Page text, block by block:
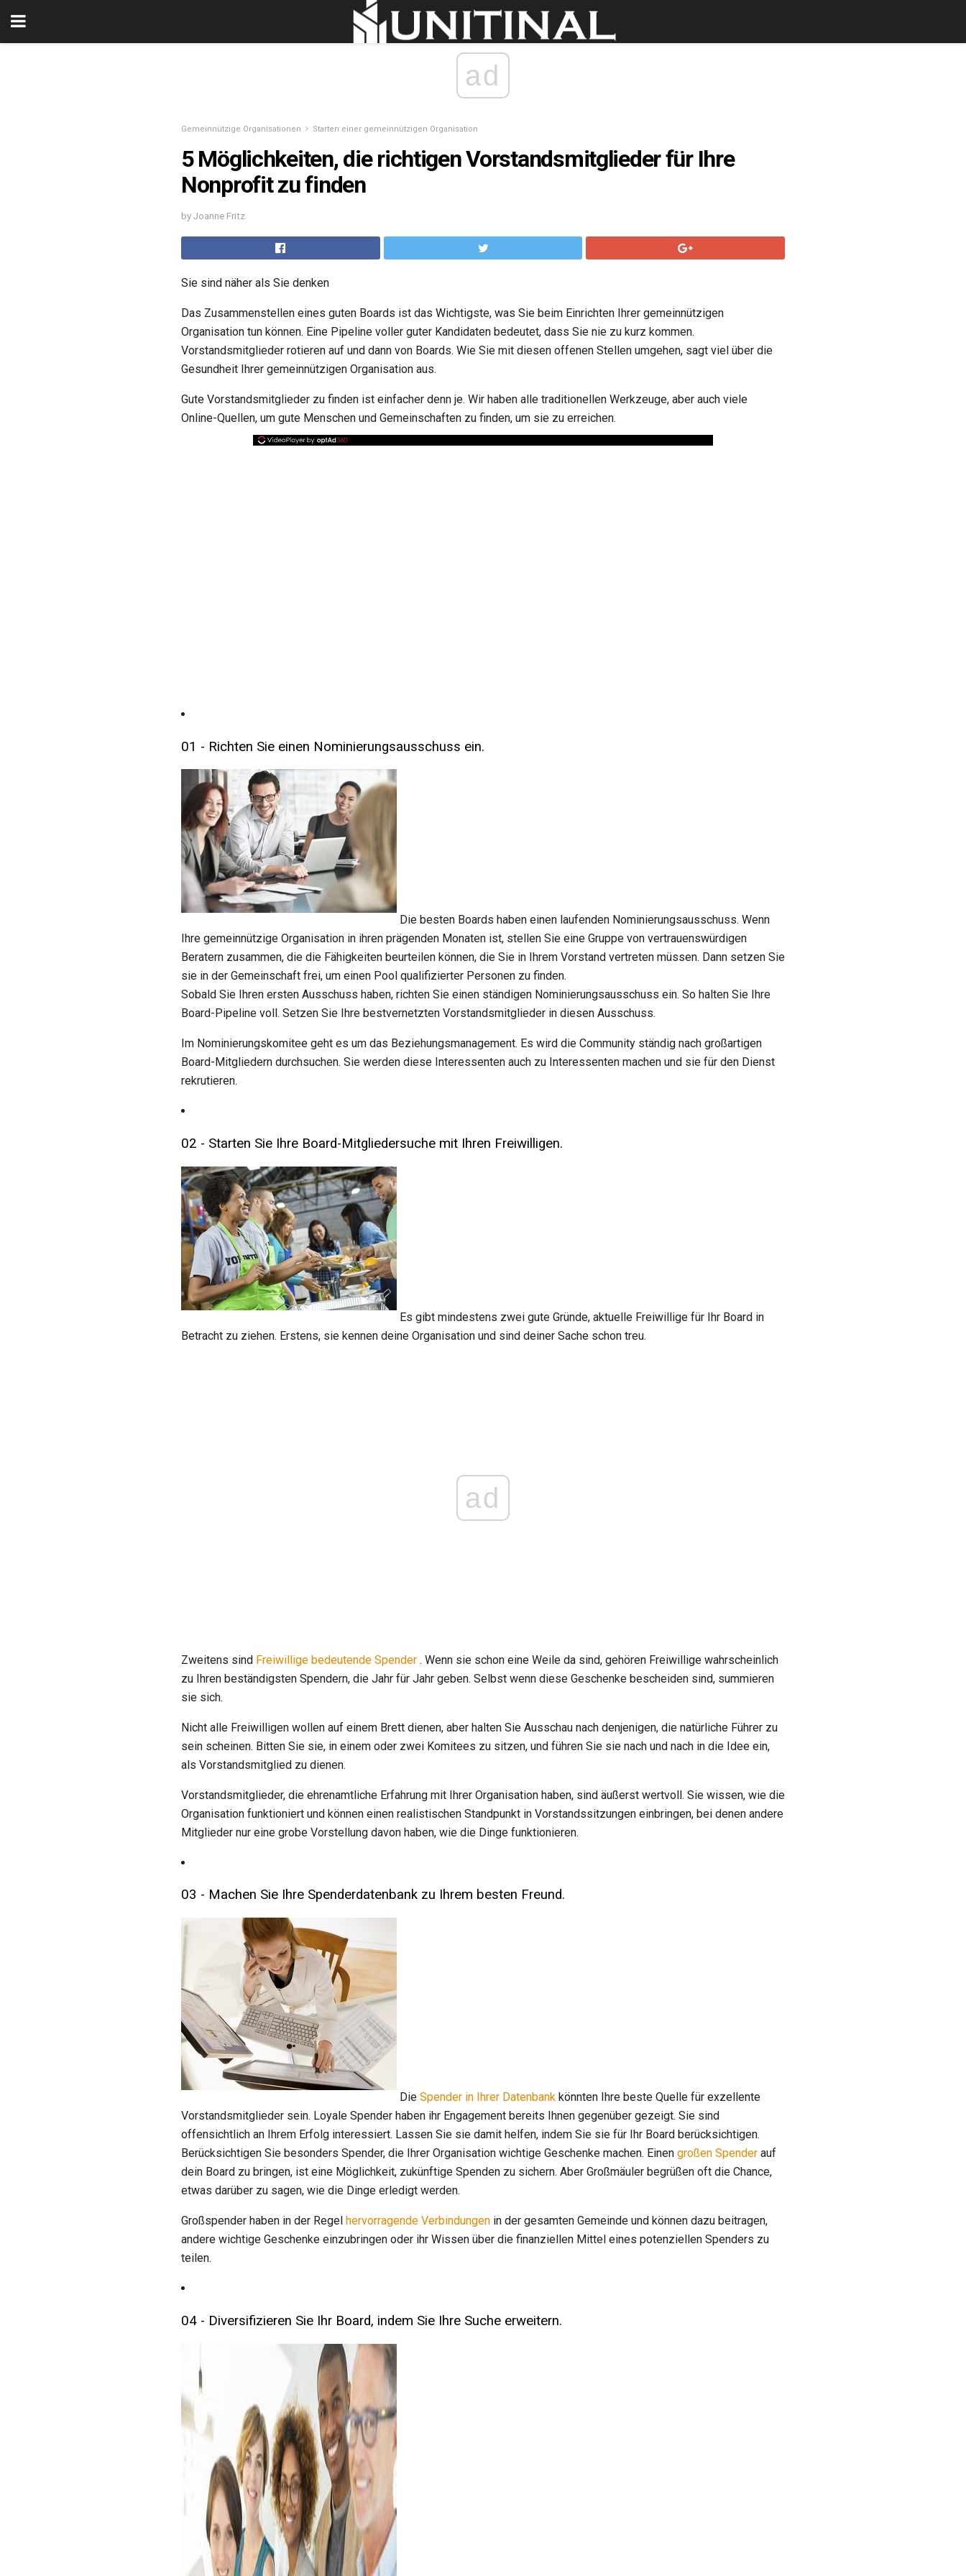
ad
Gemeinnützige Organisationen Starten einer gemeinnützigen Organisation
5 Möglichkeiten, die richtigen Vorstandsmitglieder für Ihre
Nonprofit zu finden
by Joanne Fritz
Sie sind näher als Sie denken
Das Zusammenstellen eines guten Boards ist das Wichtigste, was Sie beim Einrichten Ihrer gemeinnützigen
Organisation tun können. Eine Pipeline voller guter Kandidaten bedeutet, dass Sie nie zu kurz kommen.
Vorstandsmitglieder rotieren auf und dann von Boards. Wie Sie mit diesen offenen Stellen umgehen, sagt viel über die
Gesundheit Ihrer gemeinnützigen Organisation aus.
Gute Vorstandsmitglieder zu finden ist einfacher denn je. Wir haben alle traditionellen Werkzeuge, aber auch viele
Online-Quellen, um gute Menschen und Gemeinschaften zu finden, um sie zu erreichen.
01 - Richten Sie einen Nominierungsausschuss ein.
Die besten Boards haben einen laufenden Nominierungsausschuss. Wenn
Ihre gemeinnützige Organisation in ihren prägenden Monaten ist, stellen Sie eine Gruppe von vertrauenswürdigen
Beratern zusammen, die die Fähigkeiten beurteilen können, die Sie in Ihrem Vorstand vertreten müssen. Dann setzen Sie
sie in der Gemeinschaft frei, um einen Pool qualifizierter Personen zu finden.
Sobald Sie Ihren ersten Ausschuss haben, richten Sie einen ständigen Nominierungsausschuss ein. So halten Sie Ihre
Board-Pipeline voll. Setzen Sie Ihre bestvernetzten Vorstandsmitglieder in diesen Ausschuss.
Im Nominierungskomitee geht es um das Beziehungsmanagement. Es wird die Community ständig nach großartigen
Board-Mitgliedern durchsuchen. Sie werden diese Interessenten auch zu Interessenten machen und sie für den Dienst
rekrutieren.
02 - Starten Sie Ihre Board-Mitgliedersuche mit Ihren Freiwilligen.
Es gibt mindestens zwei gute Gründe, aktuelle Freiwillige für Ihr Board in
Betracht zu ziehen. Erstens, sie kennen deine Organisation und sind deiner Sache schon treu.
ad
Zweitens sind Freiwillige bedeutende Spender . Wenn sie schon eine Weile da sind, gehören Freiwillige wahrscheinlich
zu Ihren beständigsten Spendern, die Jahr für Jahr geben. Selbst wenn diese Geschenke bescheiden sind, summieren
sie sich.
Nicht alle Freiwilligen wollen auf einem Brett dienen, aber halten Sie Ausschau nach denjenigen, die natürliche Führer zu
sein scheinen. Bitten Sie sie, in einem oder zwei Komitees zu sitzen, und führen Sie sie nach und nach in die Idee ein,
als Vorstandsmitglied zu dienen.
Vorstandsmitglieder, die ehrenamtliche Erfahrung mit Ihrer Organisation haben, sind äußerst wertvoll. Sie wissen, wie die
Organisation funktioniert und können einen realistischen Standpunkt in Vorstandssitzungen einbringen, bei denen andere
Mitglieder nur eine grobe Vorstellung davon haben, wie die Dinge funktionieren.
03 - Machen Sie Ihre Spenderdatenbank zu Ihrem besten Freund.
Die Spender in Ihrer Datenbank könnten Ihre beste Quelle für exzellente
Vorstandsmitglieder sein. Loyale Spender haben ihr Engagement bereits Ihnen gegenüber gezeigt. Sie sind
offensichtlich an Ihrem Erfolg interessiert. Lassen Sie sie damit helfen, indem Sie sie für Ihr Board berücksichtigen.
Berücksichtigen Sie besonders Spender, die Ihrer Organisation wichtige Geschenke machen. Einen großen Spender auf
dein Board zu bringen, ist eine Möglichkeit, zukünftige Spenden zu sichern. Aber Großmäuler begrüßen oft die Chance,
etwas darüber zu sagen, wie die Dinge erledigt werden.
Großspender haben in der Regel hervorragende Verbindungen in der gesamten Gemeinde und können dazu beitragen,
andere wichtige Geschenke einzubringen oder ihr Wissen über die finanziellen Mittel eines potenziellen Spenders zu
teilen.
04 - Diversifizieren Sie Ihr Board, indem Sie Ihre Suche erweitern.